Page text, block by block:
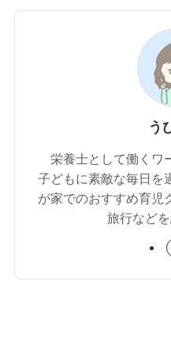
う
栄養士として働くワ
子どもに素敵な毎日を
が家でのおすすめ育児
旅行などを